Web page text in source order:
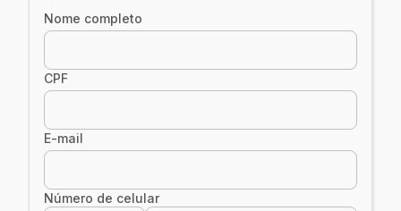
Nome completo
CPF
E-mail
Número de celular